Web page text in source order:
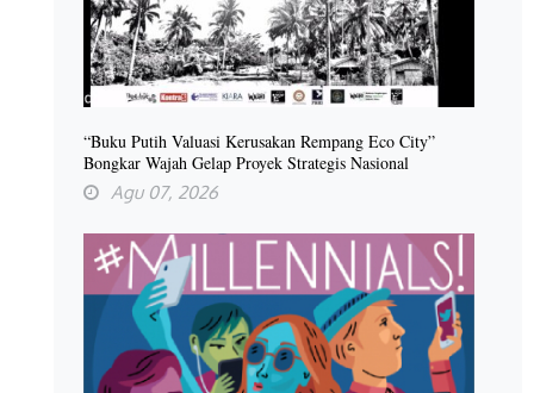
“Buku Putih Valuasi Kerusakan Rempang Eco City”
Bongkar Wajah Gelap Proyek Strategis Nasional
Agu 07, 2026